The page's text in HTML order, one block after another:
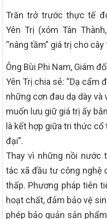
Trăn trở trước thực tế
Yên Trị (xóm Tân
“nâng tầm” giá trị cho
Ông Bùi Phi Nam, Giám
Yên Trị chia sẻ: “Dạ cẩm
những cơn đau dạ dày
muốn lưu giữ giá trị ấy
là kết hợp giữa tri thức cổ
đại”.
Thay vì những nồi nước
tác xã đầu tư công nghệ
thấp. Phương pháp tiên
hoạt chất, đảm bảo vệ
phép bảo quản sản